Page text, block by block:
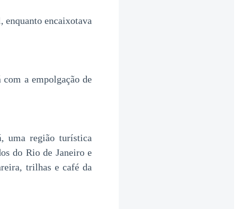
encaixotava
a empolgação de
uma região turística
do Rio de Janeiro e
trilhas e café da